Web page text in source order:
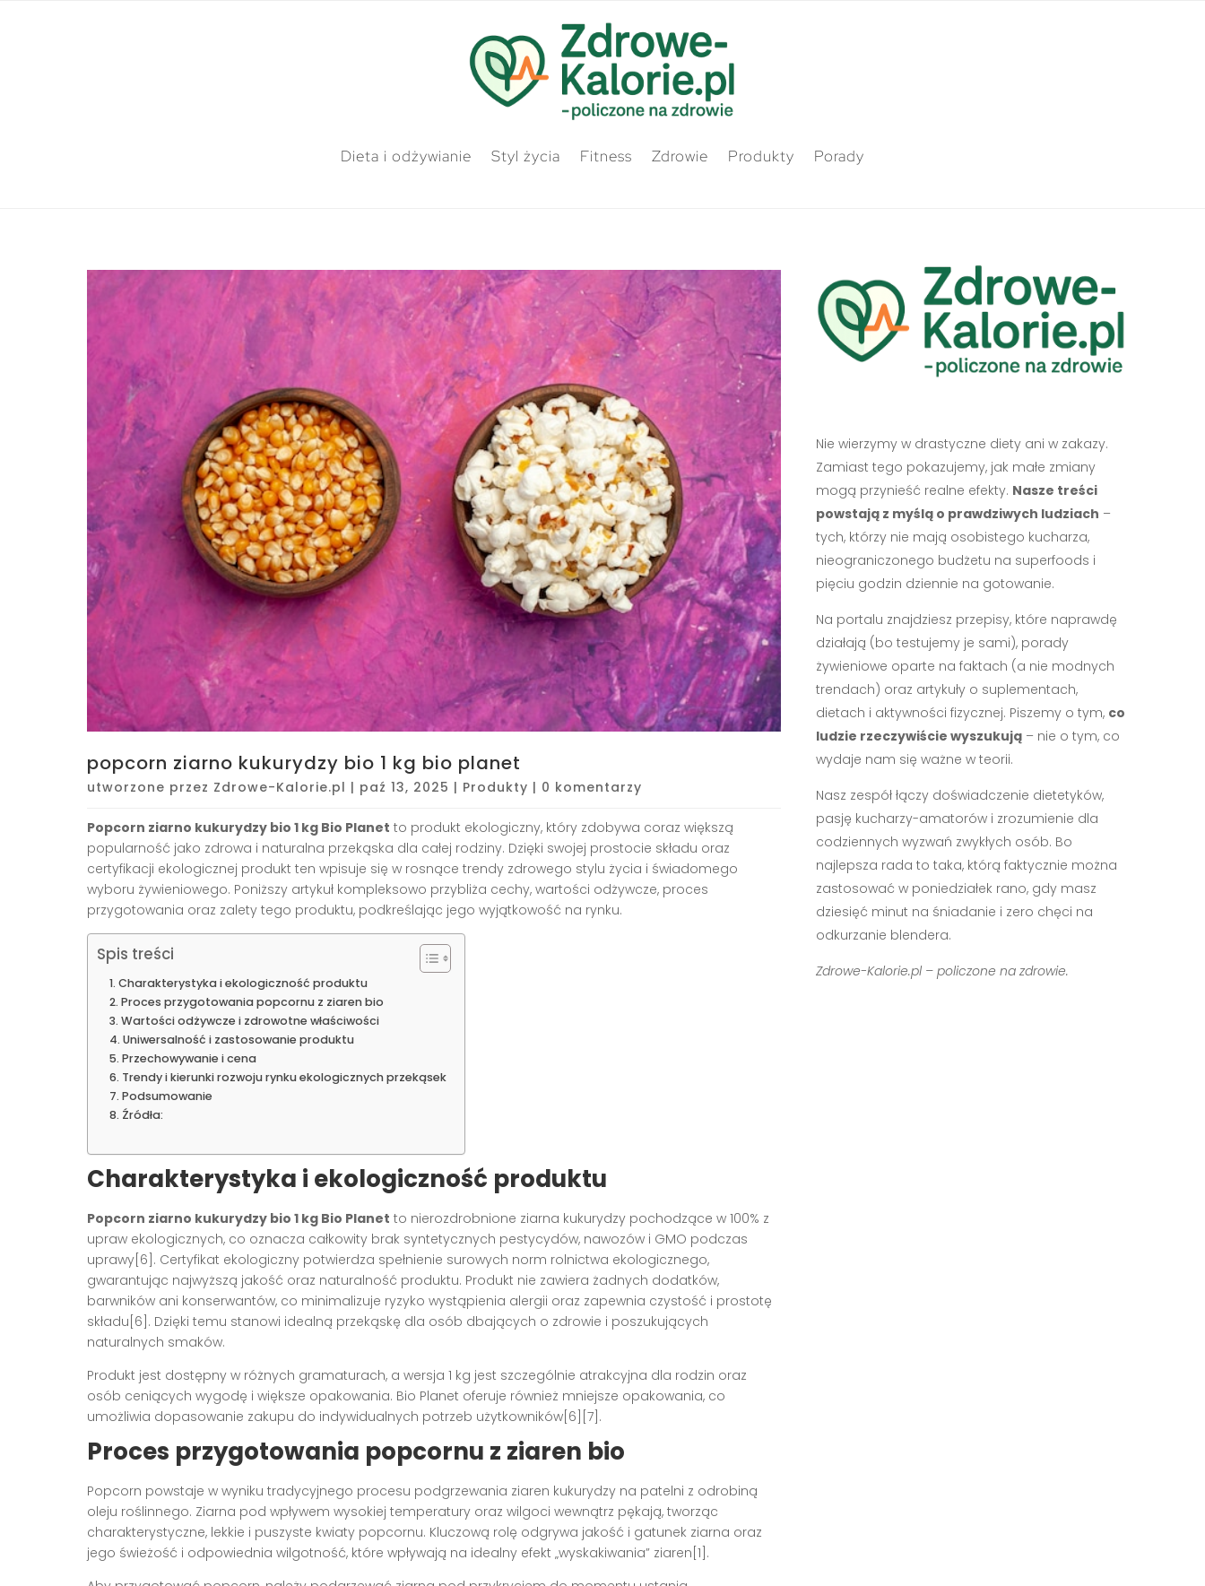
Dieta i odżywianie Styl życia Fitness Zdrowie Produkty Porady
popcorn ziarno kukurydzy bio 1 kg bio planet
utworzone przez Zdrowe-Kalorie.pl | paź 13, 2025 | Produkty | 0 komentarzy
Popcorn ziarno kukurydzy bio 1 kg Bio Planet to produkt ekologiczny, który zdobywa coraz większą
popularność jako zdrowa i naturalna przekąska dla całej rodziny. Dzięki swojej prostocie składu oraz
certyfikacji ekologicznej produkt ten wpisuje się w rosnące trendy zdrowego stylu życia i świadomego
wyboru żywieniowego. Poniższy artykuł kompleksowo przybliża cechy, wartości odżywcze, proces
przygotowania oraz zalety tego produktu, podkreślając jego wyjątkowość na rynku.
Spis treści
Charakterystyka i ekologiczność produktu
Proces przygotowania popcornu z ziaren bio
Wartości odżywcze i zdrowotne właściwości
Uniwersalność i zastosowanie produktu
Przechowywanie i cena
Trendy i kierunki rozwoju rynku ekologicznych przekąsek
Podsumowanie
Źródła:
Charakterystyka i ekologiczność produktu
Popcorn ziarno kukurydzy bio 1 kg Bio Planet to nierozdrobnione ziarna kukurydzy pochodzące w 100% z
upraw ekologicznych, co oznacza całkowity brak syntetycznych pestycydów, nawozów i GMO podczas
uprawy[6]. Certyfikat ekologiczny potwierdza spełnienie surowych norm rolnictwa ekologicznego,
gwarantując najwyższą jakość oraz naturalność produktu. Produkt nie zawiera żadnych dodatków,
barwników ani konserwantów, co minimalizuje ryzyko wystąpienia alergii oraz zapewnia czystość i prostotę
składu[6]. Dzięki temu stanowi idealną przekąskę dla osób dbających o zdrowie i poszukujących
naturalnych smaków.
Produkt jest dostępny w różnych gramaturach, a wersja 1 kg jest szczególnie atrakcyjna dla rodzin oraz
osób ceniących wygodę i większe opakowania. Bio Planet oferuje również mniejsze opakowania, co
umożliwia dopasowanie zakupu do indywidualnych potrzeb użytkowników[6][7].
Proces przygotowania popcornu z ziaren bio
Popcorn powstaje w wyniku tradycyjnego procesu podgrzewania ziaren kukurydzy na patelni z odrobiną
oleju roślinnego. Ziarna pod wpływem wysokiej temperatury oraz wilgoci wewnątrz pękają, tworząc
charakterystyczne, lekkie i puszyste kwiaty popcornu. Kluczową rolę odgrywa jakość i gatunek ziarna oraz
jego świeżość i odpowiednia wilgotność, które wpływają na idealny efekt „wyskakiwania” ziaren[1].
Nie wierzymy w drastyczne diety ani w zakazy.
Zamiast tego pokazujemy, jak małe zmiany
mogą przynieść realne efekty. Nasze treści
powstają z myślą o prawdziwych ludziach –
tych, którzy nie mają osobistego kucharza,
nieograniczonego budżetu na superfoods i
pięciu godzin dziennie na gotowanie.
Na portalu znajdziesz przepisy, które naprawdę
działają (bo testujemy je sami), porady
żywieniowe oparte na faktach (a nie modnych
trendach) oraz artykuły o suplementach,
dietach i aktywności fizycznej. Piszemy o tym, co
ludzie rzeczywiście wyszukują– nie o tym, co
wydaje nam się ważne w teorii.
Nasz zespół łączy doświadczenie dietetyków,
pasję kucharzy-amatorów i zrozumienie dla
codziennych wyzwań zwykłych osób. Bo
najlepsza rada to taka, którą faktycznie można
zastosować w poniedziałek rano, gdy masz
dziesięć minut na śniadanie i zero chęci na
odkurzanie blendera.
Zdrowe-Kalorie.pl – policzone na zdrowie.